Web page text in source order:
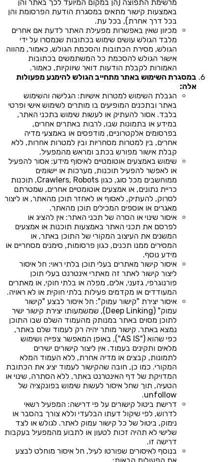
מרשימת התפוצה (הן במקום המיועד לכך באתר והן
באמצעות קישור מתאים במסגרת הודעת הפרסומת והן
בכל דרך אחרת), בכל עת.
מכיוון שאין באפשרות מפעילת האתר לדעת אם אחרים
מלבד הגולש עושים שימוש בכתובות שנמסרו על ידי
הגולש, מסירת הכתובות והסכמת הגולש, כאמור, מהווה
אישור הגולש להסכמת כל המשתמשים בכתובות
האמורות לקבלת הודעות דואר שיווקיות, כאמור.
במסגרת השימוש באתר מתחייב הגולש להימנע מפעולות
אלה:
הגבלת השימוש למטרות אישיות: הגלישה והשימוש
באתר ובתכנים המופיעים בו מותרים לשימוש אישי ופרטי
בלבד. אסור להעתיק או לעשות שימוש בתכני האתר,
במידע או בתמונות שבו, לרבות באתרים אחרים,
בפרסומים אלקטרוניים, מודפסים או באמצעי מדיה
אחרים, בין למטרות מסחריות ובין למטרות אחרות, ללא
קבלת אישור מפורש בכתב ומראש מהמפעיל.
שימוש באמצעים אוטומטיים לאיסוף מידע: אסור להפעיל
או לאפשר להפעיל תוכנות, מערכות או יישומים
ממוחשבים מכל סוג, כגון Crawlers, Robots, תוכנות
כריית נתונים, או אמצעים אוטומטיים אחרים, שמטרתם
לסרוק, להעתיק, לאסוף או לאחזר תוכן מהאתר, או ליצור
מאגרים או אוספים המכילים תוכן מהאתר.
איסור שינוי או הסרה של תכני האתר: אין להציג או
לפרסם את תכני האתר באמצעות תוכנות או אמצעים
המשנים את העיצוב המקורי של התוכן באתר, או
המסירים ממנו תכנים, כגון פרסומות, סימנים מסחריים או
מידע נוסף.
איסור קישור מאתרים בעלי תוכן בלתי ראוי: חל איסור
ליצור קישור לאתר זה מאתרי אינטרנט בעלי תוכן
פורנוגרפי, גזעני, אלים, מפלה או בלתי חוקי, או מאתרים
המעודדים או מקדמים פעילות בלתי חוקית או לא ראויה.
איסור יצירת "קישור עמוק": חל איסור לבצע "קישור
עמוק" (Deep Linking), שמשמעותו יצירת קישור ישיר
לתוכן מסוים באתר במנותק מהעמוד השלם שבו התוכן
נמצא באתר. קישור מותר יהיה רק לעמוד שלם באתר,
כפי שהוא ("AS IS"), באופן המאפשר צפייה ושימוש
מלאים ותקינים בעמוד. אין ליצור קישורים ישירים
לתמונות, קבצים או מדיה אחרת, ללא העמוד המלא
המקורי. כמו כן, חובה שהקישור לעמוד יציג את הכתובת
המדויקת של דף האינטרנט באתר, ללא הסתרה, שינוי או
הטעיה, תוך שחל איסור לעשות שימוש בפונקציה של
unfollow.
דרישת ביטול קישורים על פי דרישה: המפעיל רשאי
לדרוש, לפי שיקול דעתו הבלעדי וללא צורך בהסבר או
נימוק, ביטול של כל קישור עמוק לאתר. לגולש או לצד
שלישי לא תהיה זכות לטעון או לתבוע מהמפעיל בעקבות
דרישה זו.
בנוסף לאיסורים שפורטו לעיל, חל איסור מוחלט לבצע